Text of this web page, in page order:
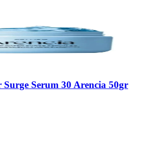
Surge Serum 30 Arencia 50gr